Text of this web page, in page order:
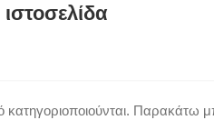
Παρακάτω